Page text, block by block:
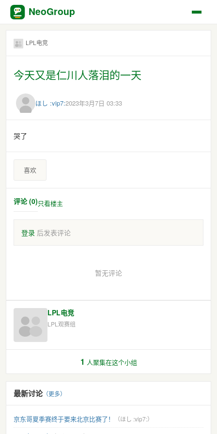
NeoGroup
LPL电竞
今天又是仁川人落泪的一天
ほし :vip7:2023年3月7日 03:33
哭了
喜欢
评论 (0)只看楼主
登录 后发表评论
暂无评论
LPL电竞
LPL观赛组
1 人聚集在这个小组
最新讨论（更多）
京东哥夏季赛终于要来北京比赛了！ （ほし :vip7:）